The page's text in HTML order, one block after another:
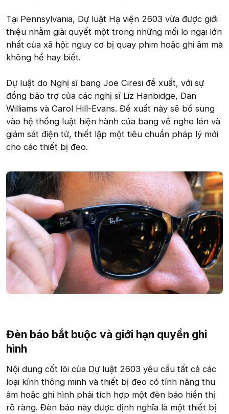
Tại Pennsylvania, Dự luật Hạ viện 2603 vừa được giới
thiệu nhằm giải quyết một trong những mối lo ngại lớn
nhất của xã hội: nguy cơ bị quay phim hoặc ghi âm mà
không hề hay biết.
Dự luật do Nghị sĩ bang Joe Ciresi đề xuất, với sự
đồng bảo trợ của các nghị sĩ Liz Hanbidge, Dan
Williams và Carol Hill-Evans. Đề xuất này sẽ bổ sung
vào hệ thống luật hiện hành của bang về nghe lén và
giám sát điện tử, thiết lập một tiêu chuẩn pháp lý mới
cho các thiết bị đeo.
Đèn báo bắt buộc và giới hạn quyền ghi
hình​
Nội dung cốt lõi của Dự luật 2603 yêu cầu tất cả các
loại kính thông minh và thiết bị đeo có tính năng thu
âm hoặc ghi hình phải tích hợp một đèn báo hiển thị
rõ ràng. Đèn báo này được định nghĩa là một thiết bị